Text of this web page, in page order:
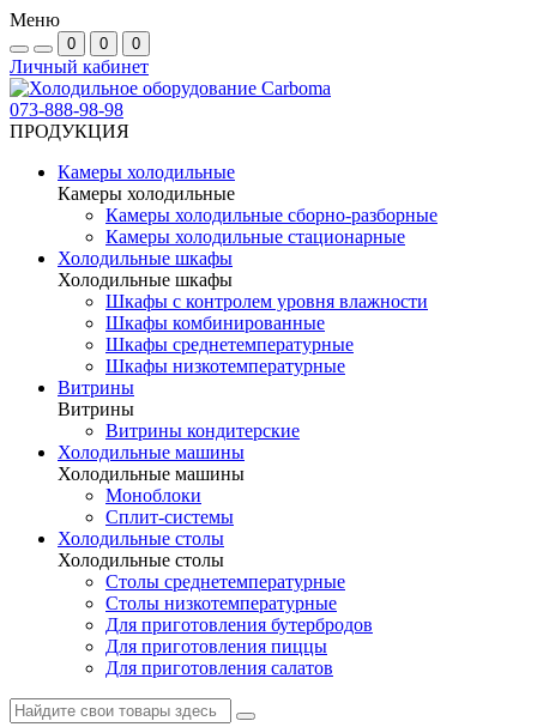
Меню
0 0 0
Личный кабинет
073-888-98-98
ПРОДУКЦИЯ
Камеры холодильные
Камеры холодильные
Камеры холодильные сборно-разборные
Камеры холодильные стационарные
Холодильные шкафы
Холодильные шкафы
Шкафы с контролем уровня влажности
Шкафы комбинированные
Шкафы среднетемпературные
Шкафы низкотемпературные
Витрины
Витрины
Витрины кондитерские
Холодильные машины
Холодильные машины
Моноблоки
Сплит-системы
Холодильные столы
Холодильные столы
Столы среднетемпературные
Столы низкотемпературные
Для приготовления бутербродов
Для приготовления пиццы
Для приготовления салатов